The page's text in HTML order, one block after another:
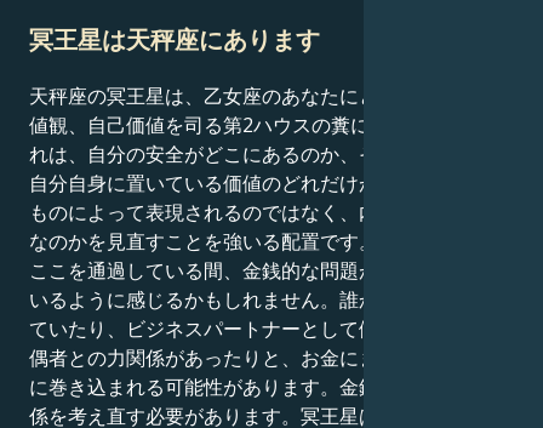
冥王星は天秤座にあります
天秤座の冥王星は、乙女座のあなたにとって、お金、価
値観、自己価値を司る第2ハウスの糞にあたります。こ
れは、自分の安全がどこにあるのか、そして、あなたが
自分自身に置いている価値のどれだけが、外界から得る
ものによって表現されるのではなく、内面から来るもの
なのかを見直すことを強いる配置です。
ここを通過している間、金銭的な問題がチャージされて
いるように感じるかもしれません。誰かと金銭を共有し
ていたり、ビジネスパートナーとして働いていたり、配
偶者との力関係があったりと、お金にまつわる権力闘争
に巻き込まれる可能性があります。金銭的な成功との関
係を考え直す必要があります。冥王星は、失うために奪